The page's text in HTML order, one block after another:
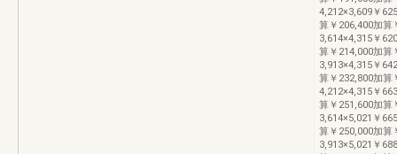
4,212×3,609￥
算￥206,400加算
3,614×4,315￥
算￥214,000加算
3,913×4,315￥
算￥232,800加算
4,212×4,315￥
算￥251,600加算
3,614×5,021￥
算￥250,000加算
3,913×5,021￥